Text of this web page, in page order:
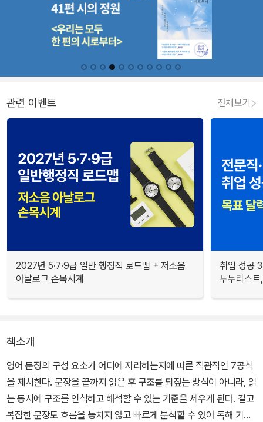
관련 이벤트 전체보기
2027년 5·7·9급 일반 행정직 로드맵 + 저소음
아날로그 손목시계
취업 성공
투두리스
책소개
영어 문장의 구성 요소가 어디에 자리하는지에 따른 직관적인 7공식
을 제시한다. 문장을 끝까지 읽은 후 구조를 되짚는 방식이 아니라, 읽
는 동시에 구조를 인식하고 해석할 수 있는 기준을 세우게 된다. 길고
복잡한 문장도 흐름을 놓치지 않고 빠르게 분석할 수 있어 독해 기반